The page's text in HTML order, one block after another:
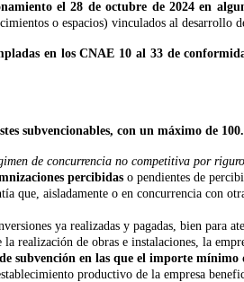
el 28 de octubre de 2024 en
o espacios) vinculados al desarrollo
en los CNAE 10 al 33 de
subvencionables, con un máximo de
de concurrencia no competitiva por
percibidas o pendientes de
que, aisladamente o en concurrencia con
ya realizadas y pagadas, bien para
realización de obras e instalaciones, la
subvención en las que el importe mínimo
productivo de la empresa